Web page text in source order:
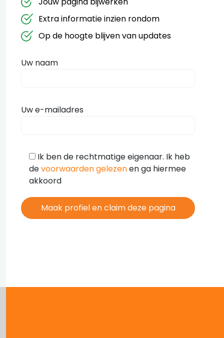
Extra informatie inzien rondom
Op de hoogte blijven van updates
Uw naam
Uw e-mailadres
Ik ben de rechtmatige eigenaar. Ik heb
devoorwaarden gelezenen ga hiermee
akkoord